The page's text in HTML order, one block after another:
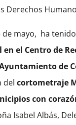
Derechos
de mayo, ha
el Centro de
de
del cortometraje
con
Isabel Albás,